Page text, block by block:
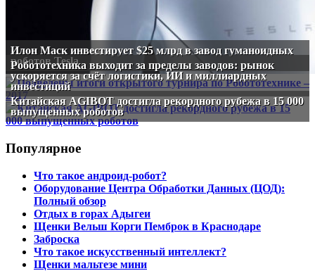
Илон Маск инвестирует $25 млрд в завод гуманоидных
роботов Tesla
Робототехника выходит за пределы заводов: рынок
ускоряется за счёт логистики, ИИ и миллиардных
инвестиций
Китайская AGIBOT достигла рекордного рубежа в 15 000
выпущенных роботов
Популярное
Что такое андроид-робот?
Оборудование Центра Обработки Данных (ЦОД):
Полный обзор
Отдых в горах Адыгеи
Щенки Вельш Корги Пемброк в Краснодаре
Заброска
Что такое искусственный интеллект?
Щенки мальтезе мини